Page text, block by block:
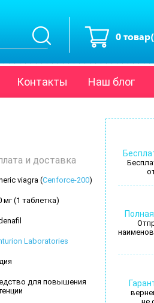
0
Контакты Наш блог
и доставка
viagra (Cenforce-200)
мг (1 таблетка)
Laboratories
для повышения